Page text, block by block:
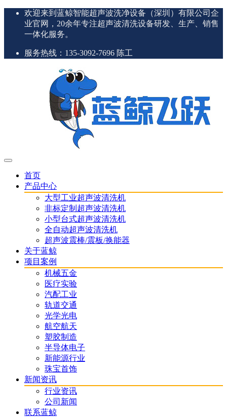
欢迎来到蓝鲸智能超声波洗净设备（深圳）有限公司企
业官网，20余年专注超声波清洗设备研发、生产、销售
一体化服务。
服务热线：135-3092-7696 陈工
首页
产品中心
大型工业超声波清洗机
非标定制超声波清洗机
小型台式超声波清洗机
全自动超声波清洗机
超声波震棒/震板/换能器
关于蓝鲸
项目案例
机械五金
医疗实验
汽配工业
轨道交通
光学光电
航空航天
塑胶制造
半导体电子
新能源行业
珠宝首饰
新闻资讯
行业资讯
公司新闻
联系蓝鲸